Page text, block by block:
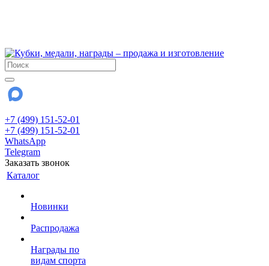
+7 (499) 151-52-01
+7 (499) 151-52-01
WhatsApp
Telegram
Заказать звонок
Каталог
Новинки
Распродажа
Награды по
видам спорта